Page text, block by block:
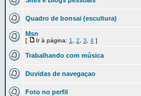
Quadro de bonsai (escultura)
Msn
[ Ir à página: 1 2 3 4 ]
Trabalhando com música
Duvidas de navegaçao
Foto no perfil